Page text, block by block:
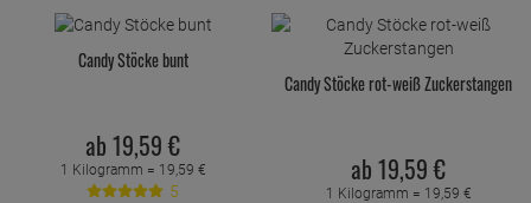
Candy Stöcke bunt
ab 19,59 €
1 Kilogramm = 19,59 €
5
Candy Stöcke rot-weiß Zuckerstangen
ab 19,59 €
1 Kilogramm = 19,59 €